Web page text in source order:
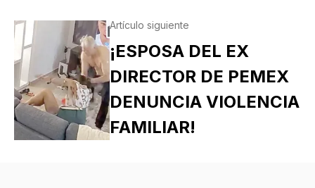
Artículo siguiente
¡ESPOSA DEL EX
DIRECTOR DE PEMEX
DENUNCIA VIOLENCIA
FAMILIAR!